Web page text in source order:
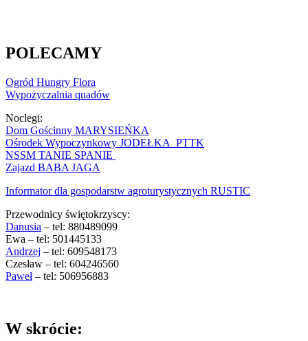
POLECAMY
Ogród Hungry Flora
Wypożyczalnia quadów
Noclegi:
Dom Gościnny MARYSIEŃKA
Ośrodek Wypoczynkowy JODEŁKA PTTK
NSSM TANIE SPANIE
Zajazd BABA JAGA
Informator dla gospodarstw agroturystycznych RUSTIC
Przewodnicy świętokrzyscy:
Danusia – tel: 880489099
Ewa – tel: 501445133
Andrzej – tel: 609548173
Czesław – tel: 604246560
Paweł– tel: 506956883
W skrócie: